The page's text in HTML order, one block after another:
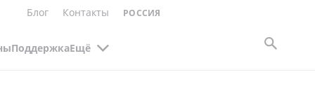
Блог Контакты РОССИЯ
ПоддержкаЕщё